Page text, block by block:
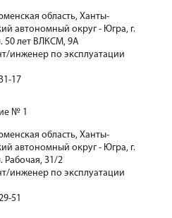
область, Ханты-
автономный округ - Югра, г.
50 лет ВЛКСМ, 9А
инженер по эксплуатации
17
№ 1
область, Ханты-
автономный округ - Югра, г.
Рабочая, 31/2
инженер по эксплуатации
51